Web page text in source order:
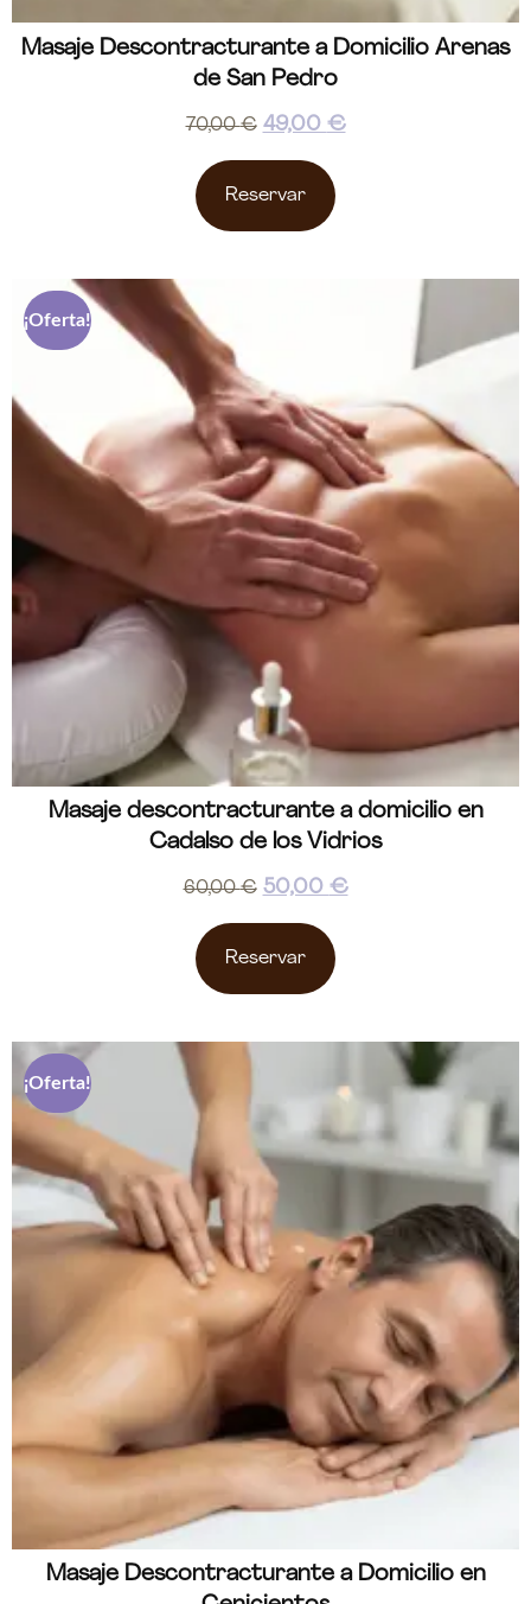
Masaje Descontracturante a Domicilio Arenas
de San Pedro
70,00€ 49,00 €
Reservar
¡Oferta!
Masaje descontracturante a domicilio en
Cadalso de los Vidrios
60,00€ 50,00 €
Reservar
¡Oferta!
Masaje Descontracturante a Domicilio en